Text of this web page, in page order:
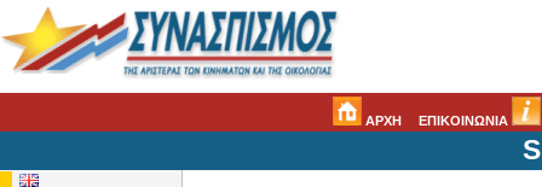
ΑΡΧΗ ΕΠΙΚΟΙΝΩΝΙΑ